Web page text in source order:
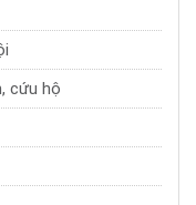
cứu hộ